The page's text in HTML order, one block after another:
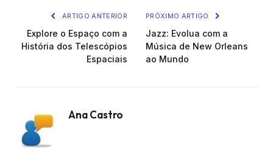
ARTIGO ANTERIOR
Explore o Espaço com a
História dos Telescópios
Espaciais
PRÓXIMO ARTIGO
Jazz: Evolua com a
Música de New Orleans
ao Mundo
Ana Castro